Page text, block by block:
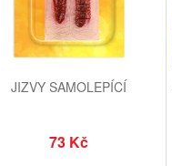
JIZVY SAMOLEPÍCÍ
73 Kč